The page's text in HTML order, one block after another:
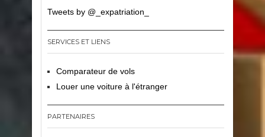
Tweets by @_expatriation_
SERVICES ET LIENS
Comparateur de vols
Louer une voiture à l'étranger
PARTENAIRES